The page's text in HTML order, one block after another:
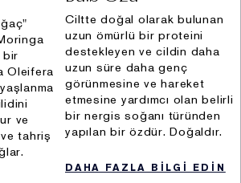
bir
Oleifera
ve
tahriş
Ciltte doğal olarak bulunan
uzun ömürlü bir proteini
destekleyen ve cildin daha
uzun süre daha genç
görünmesine ve hareket
etmesine yardımcı olan belirli
bir nergis soğanı türünden
yapılan bir özdür. Doğaldır.
DAHA FAZLA BİLGİ EDİN
ifası, hukuk yükümlülüklerimizin
hakkın tesisi, kullanılması ve
tarafından alenileştirilmiş olması)
süreçlerinin yürütülmesi
aracılığıyla müşterilere saç
yaparak ürün reçetesi
kozmetik ürün kullanımı)
rıza)
yürütülmesi kapsamında ürün